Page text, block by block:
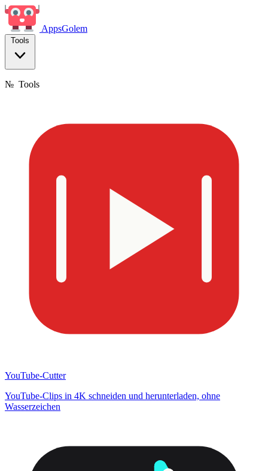
AppsGolem
Tools
№ Tools
YouTube-Cutter
YouTube-Clips in 4K schneiden und herunterladen, ohne
Wasserzeichen